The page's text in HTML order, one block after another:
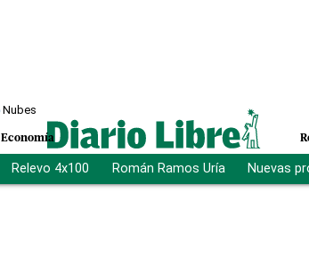
Nubes
Economía
Relevo 4x100 Román Ramos Uría Nuevas